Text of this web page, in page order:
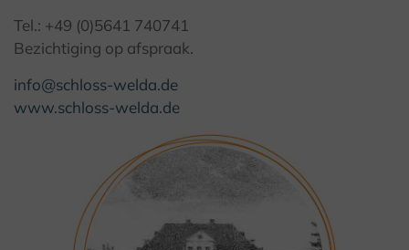
Tel.: +49 (0)5641 740741
Bezichtiging op afspraak.
info@schloss-welda.de
www.schloss-welda.de